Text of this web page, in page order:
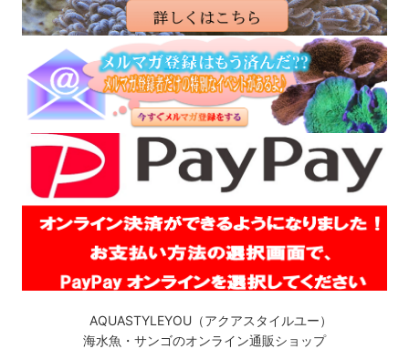
AQUASTYLEYOU（アクアスタイルユー）
海水魚・サンゴのオンライン通販ショップ